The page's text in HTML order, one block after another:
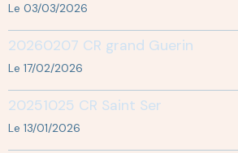
Le 03/03/2026
20260207 CR grand Guerin
Le 17/02/2026
20251025 CR Saint Ser
Le 13/01/2026